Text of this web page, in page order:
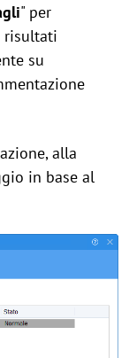
" per
risultati
su
alla
in base al